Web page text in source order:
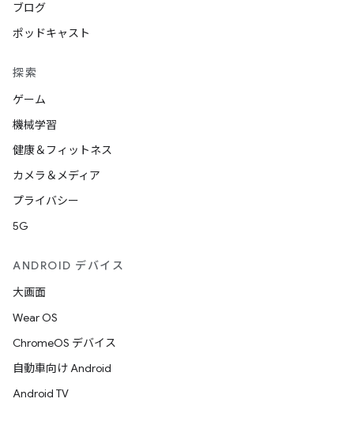
ブログ
ポッドキャスト
探索
ゲーム
機械学習
健康＆フィットネス
カメラ＆メディア
プライバシー
5G
ANDROID デバイス
大画面
Wear OS
ChromeOS デバイス
自動車向け Android
Android TV